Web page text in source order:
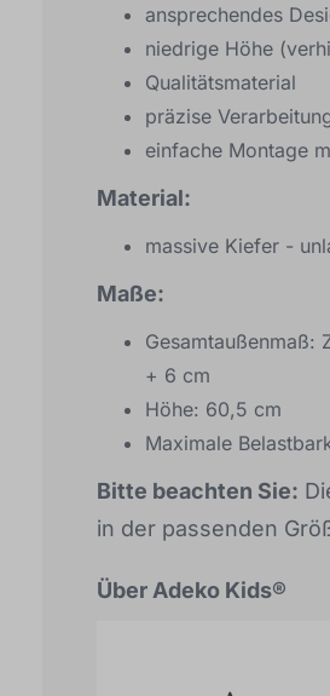
ansprechendes
niedrige Höhe
Qualitätsmaterial
präzise
einfache Montage
Material:
massive Kiefer -
Maße:
Gesamtaußenmaß:
+ 6 cm
Höhe: 60,5 cm
Maximale
Bitte beachten Sie:
in der passenden
Über Adeko Kids®